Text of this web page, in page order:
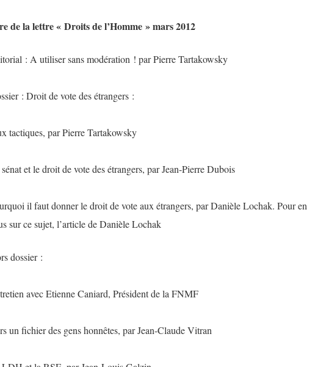
de la lettre « Droits de l’Homme » mars 2012
: A utiliser sans modération ! par Pierre Tartakowsky
: Droit de vote des étrangers :
tactiques, par Pierre Tartakowsky
et le droit de vote des étrangers, par Jean-Pierre Dubois
il faut donner le droit de vote aux étrangers, par Danièle Lochak. Pour en
sur ce sujet, l’article de Danièle Lochak
dossier :
avec Etienne Caniard, Président de la FNMF
un fichier des gens honnêtes, par Jean-Claude Vitran